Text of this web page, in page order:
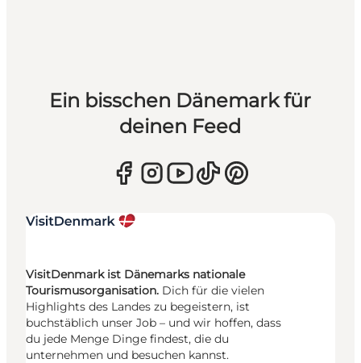
Ein bisschen Dänemark für
deinen Feed
VisitDenmark ist Dänemarks nationale
Tourismusorganisation. Dich für die vielen
Highlights des Landes zu begeistern, ist
buchstäblich unser Job – und wir hoffen, dass
du jede Menge Dinge findest, die du
unternehmen und besuchen kannst.